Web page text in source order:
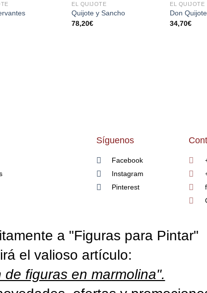
AÑADIR
AÑADIR
EL QUIJOTE
Quijote y Sancho
78,20€
EL QUIJOTE
Don Quijote
34,70€
Síguenos
Facebook
Instagram
Pinterest
a "Figuras para Pintar"
el valioso artículo:
de figuras en marmolina".